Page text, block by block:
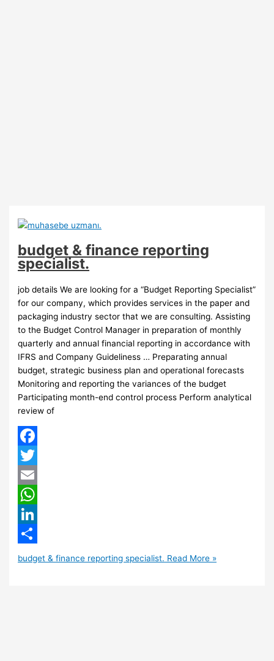
budget & finance reporting
specialist.
job details We are looking for a “Budget Reporting Specialist”
for our company, which provides services in the paper and
packaging industry sector that we are consulting. Assisting
to the Budget Control Manager in preparation of monthly
quarterly and annual financial reporting in accordance with
IFRS and Company Guideliness … Preparating annual
budget, strategic business plan and operational forecasts
Monitoring and reporting the variances of the budget
Participating month-end control process Perform analytical
review of
Facebook
Twitter
Email
WhatsApp
LinkedIn
Share
budget & finance reporting specialist. Read More »